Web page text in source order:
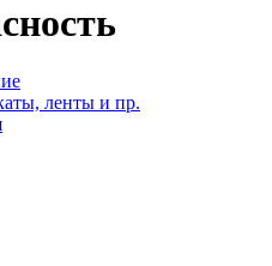
ленты и пр.